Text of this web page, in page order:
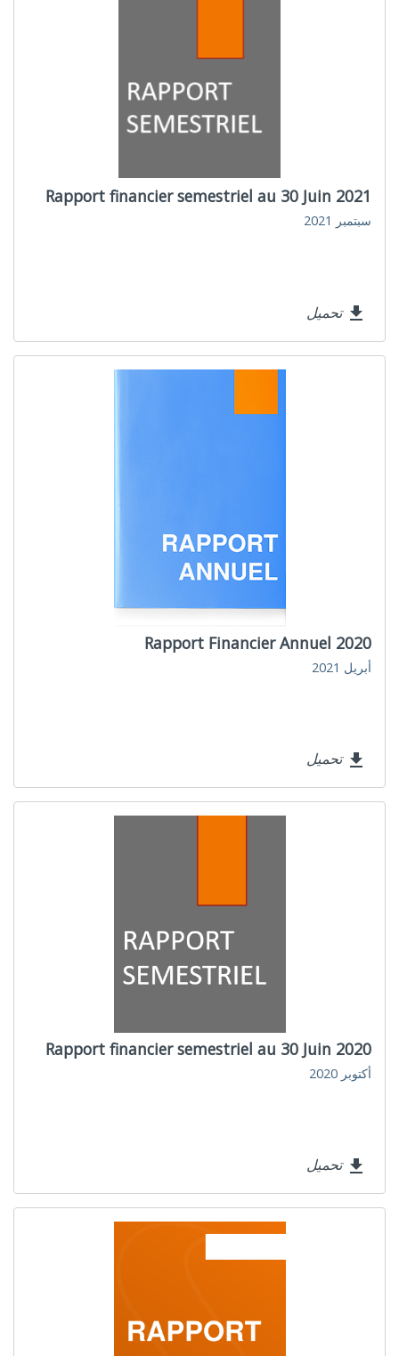
Rapport financier semestriel au 30 Juin 2021
سبتمبر 2021
file_download تحميل
Rapport Financier Annuel 2020
أبريل 2021
file_download تحميل
Rapport financier semestriel au 30 Juin 2020
أكتوبر 2020
file_download تحميل